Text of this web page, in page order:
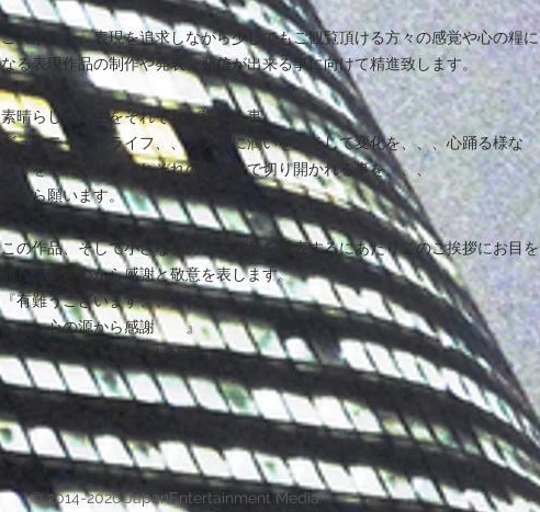
これからも、表現を追求しながら少しでもご観覧頂ける方々の感覚や心の糧に
なる表現作品の制作や発表、発信が出来る事に向けて精進致します。
素晴らしい人生をそれぞれが送れる事、
ビューティフルライフ、、、人生に潤いを、そして変化を、、、心踊る様な
日々をそれぞれがそれぞれの望む道で切り開かれる事を、、、
心から願います。
この作品、そして小さな私のこの作品を発表するにあたりこのご挨拶にお目を
通して頂き心から感謝と敬意を表します。
『有難うございます、、、。
心の源から感謝 』
Tonny Uehara
© 2014-2026 JapanEntertainment Media